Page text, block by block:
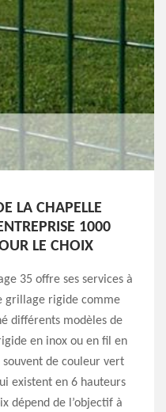
LA CHAPELLE
1000
LE CHOIX
35 offre ses services à
grillage rigide comme
différents modèles de
en inox ou en fil en
de couleur vert
existent en 6 hauteurs
dépend de l’objectif à